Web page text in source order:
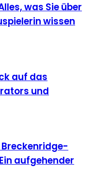
was Sie über
wissen
auf das
und
Breckenridge-
aufgehender